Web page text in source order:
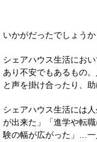
いかがだったでしょうか
シェアハウス生活にお
あり不安でもあるもの
と声を掛け合ったり、
シェアハウス生活には
が出来た」「進学や転
験の幅が広がった」…一